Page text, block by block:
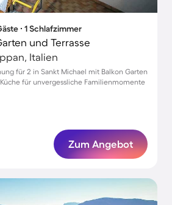
∙ 1 Schlafzimmer
und Terrasse
Italien
für 2 in Sankt Michael mit Balkon Garten
für unvergessliche Familienmomente
Zum Angebot